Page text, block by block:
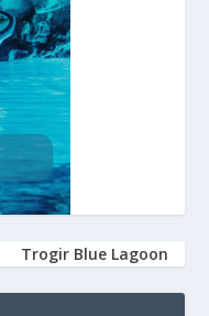
Trogir Blue Lagoon